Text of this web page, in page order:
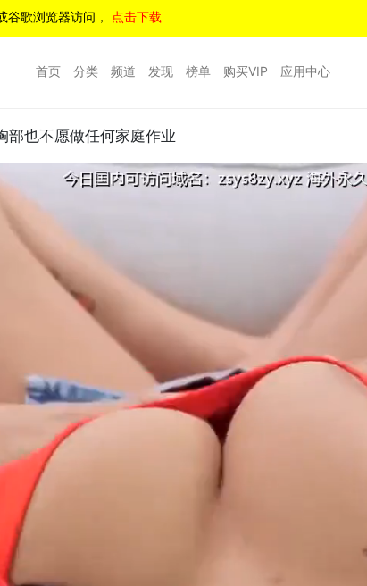
谷歌浏览器访问， 点击下载
首页 分类 频道 发现 榜单 购买VIP 应用中心
部也不愿做任何家庭作业